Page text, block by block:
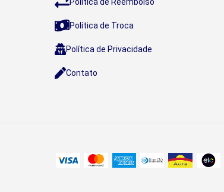
Política de Troca
Política de Privacidade
Contato